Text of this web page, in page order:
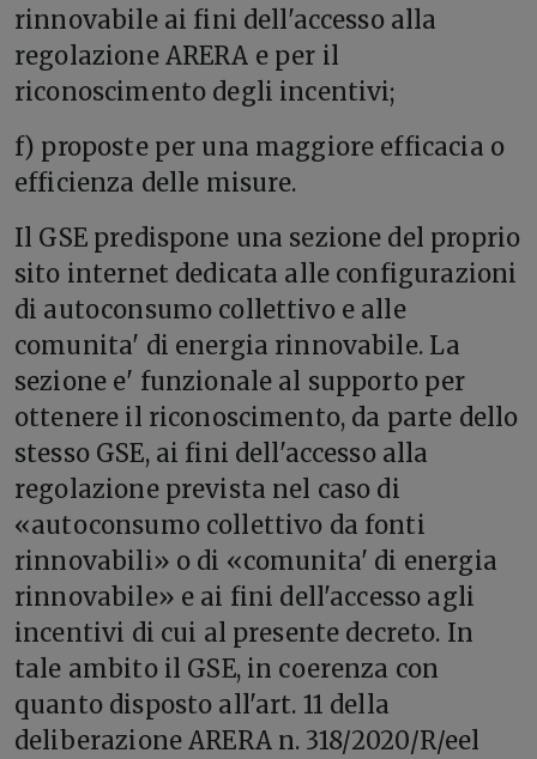
rinnovabile ai fini dell'accesso alla
regolazione ARERA e per il
riconoscimento degli incentivi;
f) proposte per una maggiore efficacia o
efficienza delle misure.
Il GSE predispone una sezione del proprio
sito internet dedicata alle configurazioni
di autoconsumo collettivo e alle
comunita' di energia rinnovabile. La
sezione e' funzionale al supporto per
ottenere il riconoscimento, da parte dello
stesso GSE, ai fini dell'accesso alla
regolazione prevista nel caso di
«autoconsumo collettivo da fonti
rinnovabili» o di «comunita' di energia
rinnovabile» e ai fini dell'accesso agli
incentivi di cui al presente decreto. In
tale ambito il GSE, in coerenza con
quanto disposto all'art. 11 della
deliberazione ARERA n. 318/2020/R/eel